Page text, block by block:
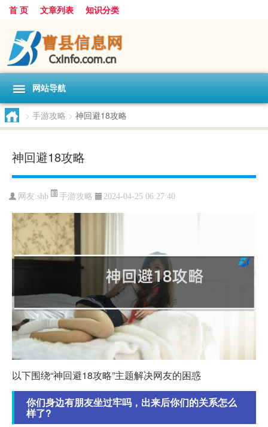
首 页 文章列表 知识分类
网站导航
> 手游攻略 > 神回避18攻略
神回避18攻略
网友:shb 手游攻略 2024-04-25 06:27:40
以下围绕“神回避18攻略”主题解决网友的困惑
你们身边有朋友坐过牢吗，出来后你们的关系怎么
样了?